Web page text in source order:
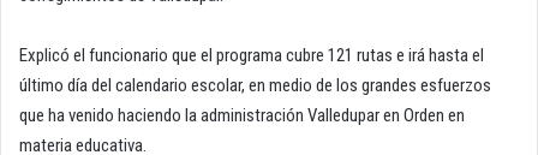
Explicó el funcionario que el programa cubre 121 rutas e irá hasta el
último día del calendario escolar, en medio de los grandes esfuerzos
que ha venido haciendo la administración Valledupar en Orden en
materia educativa.